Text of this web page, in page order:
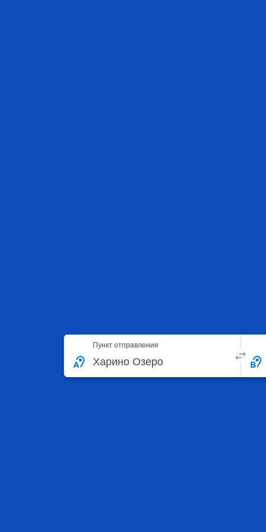
Пункт отправления